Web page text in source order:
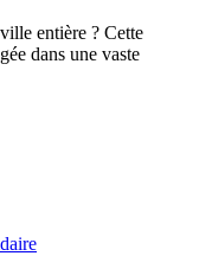
entière ? Cette
dans une vaste